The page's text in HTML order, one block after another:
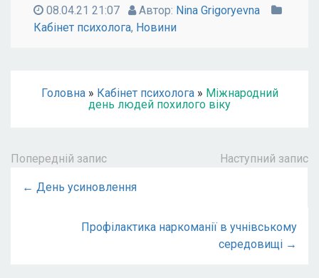
08.04.21 21:07 Автор: Nina Grigoryevna
Кабінет психолога, Новини
Головна» Кабінет психолога» Міжнародний
день людей похилого віку
Попередній запис Наступний запис
← День усиновлення
Профілактика наркоманії в учнівському
середовищі →